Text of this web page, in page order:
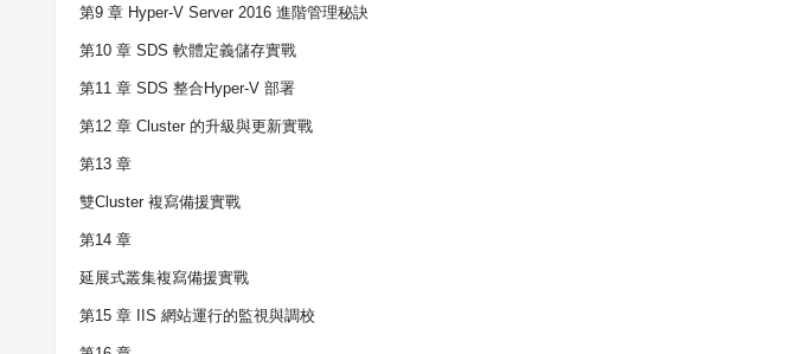
第9 章 Hyper-V Server 2016 進階管理秘訣
第10 章 SDS 軟體定義儲存實戰
第11 章 SDS 整合Hyper-V 部署
第12 章 Cluster 的升級與更新實戰
第13 章
雙Cluster 複寫備援實戰
第14 章
延展式叢集複寫備援實戰
第15 章 IIS 網站運行的監視與調校